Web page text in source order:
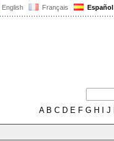
English Français Español
AB C D E F G H J